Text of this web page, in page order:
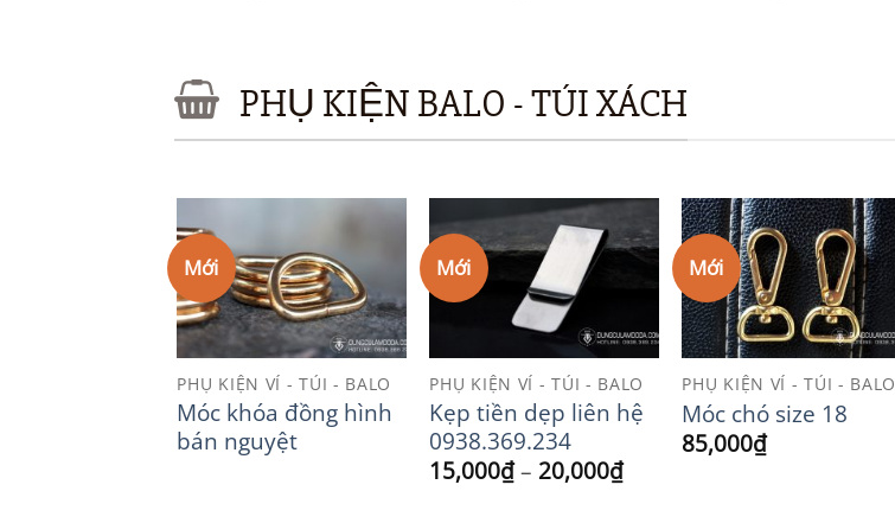
PHỤ KIỆN BALO - TÚI XÁCH
Mới
Add to
Wishlist
PHỤ KIỆN VÍ - TÚI - BALO
Móc khóa đồng hình
bán nguyệt
Mới
Add to
Wishlist
PHỤ KIỆN VÍ - TÚI - BALO
Kẹp tiền dẹp liên hệ
0938.369.234
15,000₫ – 20,000₫Khoảng
giá:
Mới
Add to
Wishlist
PHỤ KIỆN VÍ - TÚI - BALO
Móc chó size 18
85,000₫